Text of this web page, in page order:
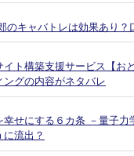
キャバトレは効果あり？
イト構築支援サービス【お
ングの内容がネタバレ
幸せにする６カ条 －量子
に流出？